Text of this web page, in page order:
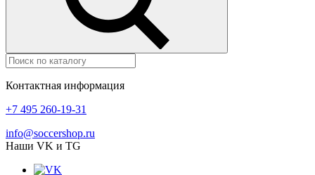
Контактная информация
+7 495 260-19-31
info@soccershop.ru
Наши VK и TG